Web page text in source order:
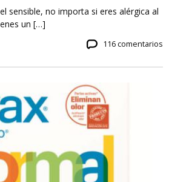
sensible, no importa si eres alérgica al
un […]
116 comentarios